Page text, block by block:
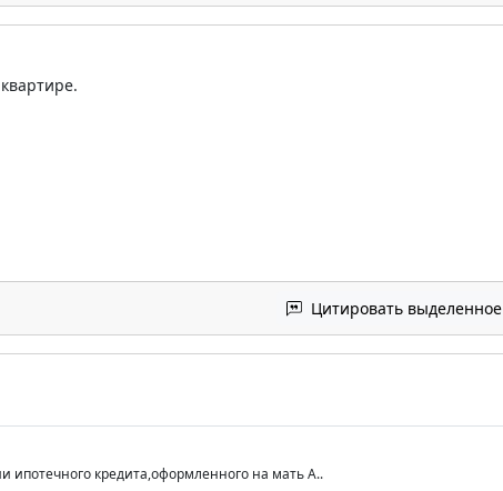
Цитировать выделенное
ипотечного кредита,оформленного на мать А..